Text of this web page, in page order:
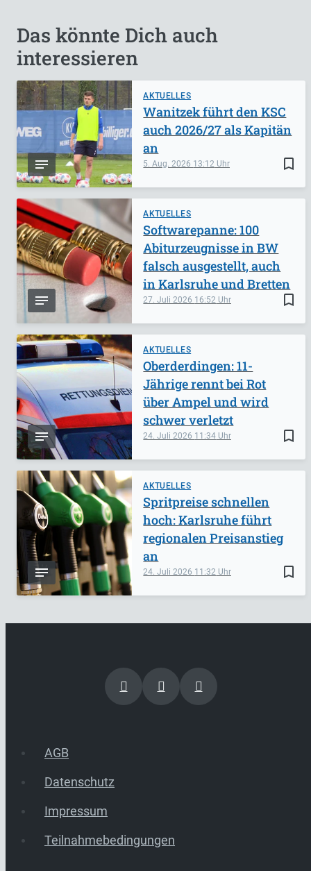
Das könnte Dich auch
interessieren
AKTUELLES
bookmark_border
5. Aug. 2026 13:12
Wanitzek führt den KSC
auch 2026/27 als Kapitän
an
AKTUELLES
bookmark_border
27. Juli 2026 16:52
Softwarepanne: 100
Abiturzeugnisse in BW
falsch ausgestellt, auch
in Karlsruhe und Bretten
AKTUELLES
bookmark_border
24. Juli 2026 11:34
Oberderdingen: 11-
Jährige rennt bei Rot
über Ampel und wird
schwer verletzt
AKTUELLES
bookmark_border
24. Juli 2026 11:32
Spritpreise schnellen
hoch: Karlsruhe führt
regionalen Preisanstieg
an
AGB
Datenschutz
Impressum
Teilnahmebedingungen